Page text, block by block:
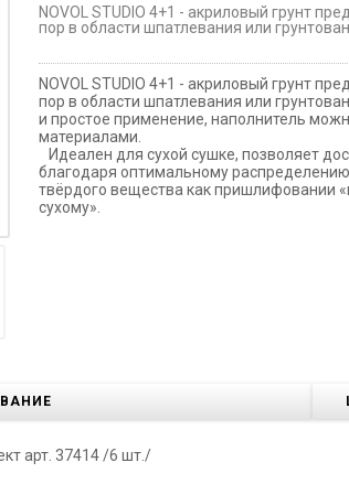
NOVOL STUDIO 4+1 - акриловый грунт
пор в области шпатлевания или
NOVOL STUDIO 4+1 - акриловый грунт
пор в области шпатлевания или
и простое применение, наполнитель
материалами.
Идеален для сухой сушке, позволяет
благодаря оптимальному
твёрдого вещества как пришлифовании
сухому».
арт. 37414 /6 шт./